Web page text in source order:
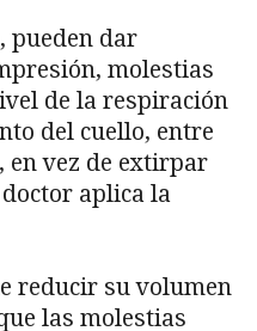
pueden dar
molestias
de la respiración
del cuello, entre
en vez de extirpar
aplica la
reducir su volumen
las molestias